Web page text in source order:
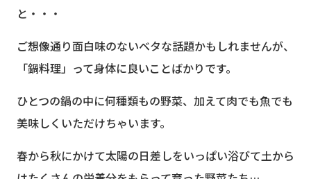
と・・・
ご想像通り面白味のないベタな話題かもしれませんが、
「鍋料理」って身体に良いことばかりです。
ひとつの鍋の中に何種類もの野菜、加えて肉でも魚でも
美味しくいただけちゃいます。
春から秋にかけて太陽の日差しをいっぱい浴びて土から